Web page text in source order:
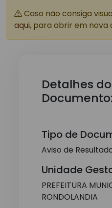
Caso não consiga
aqui, para abrir em nova
Detalhes do
Documento:
Tipo de
Aviso de
Unidade
PREFEITURA
RONDOLANDIA